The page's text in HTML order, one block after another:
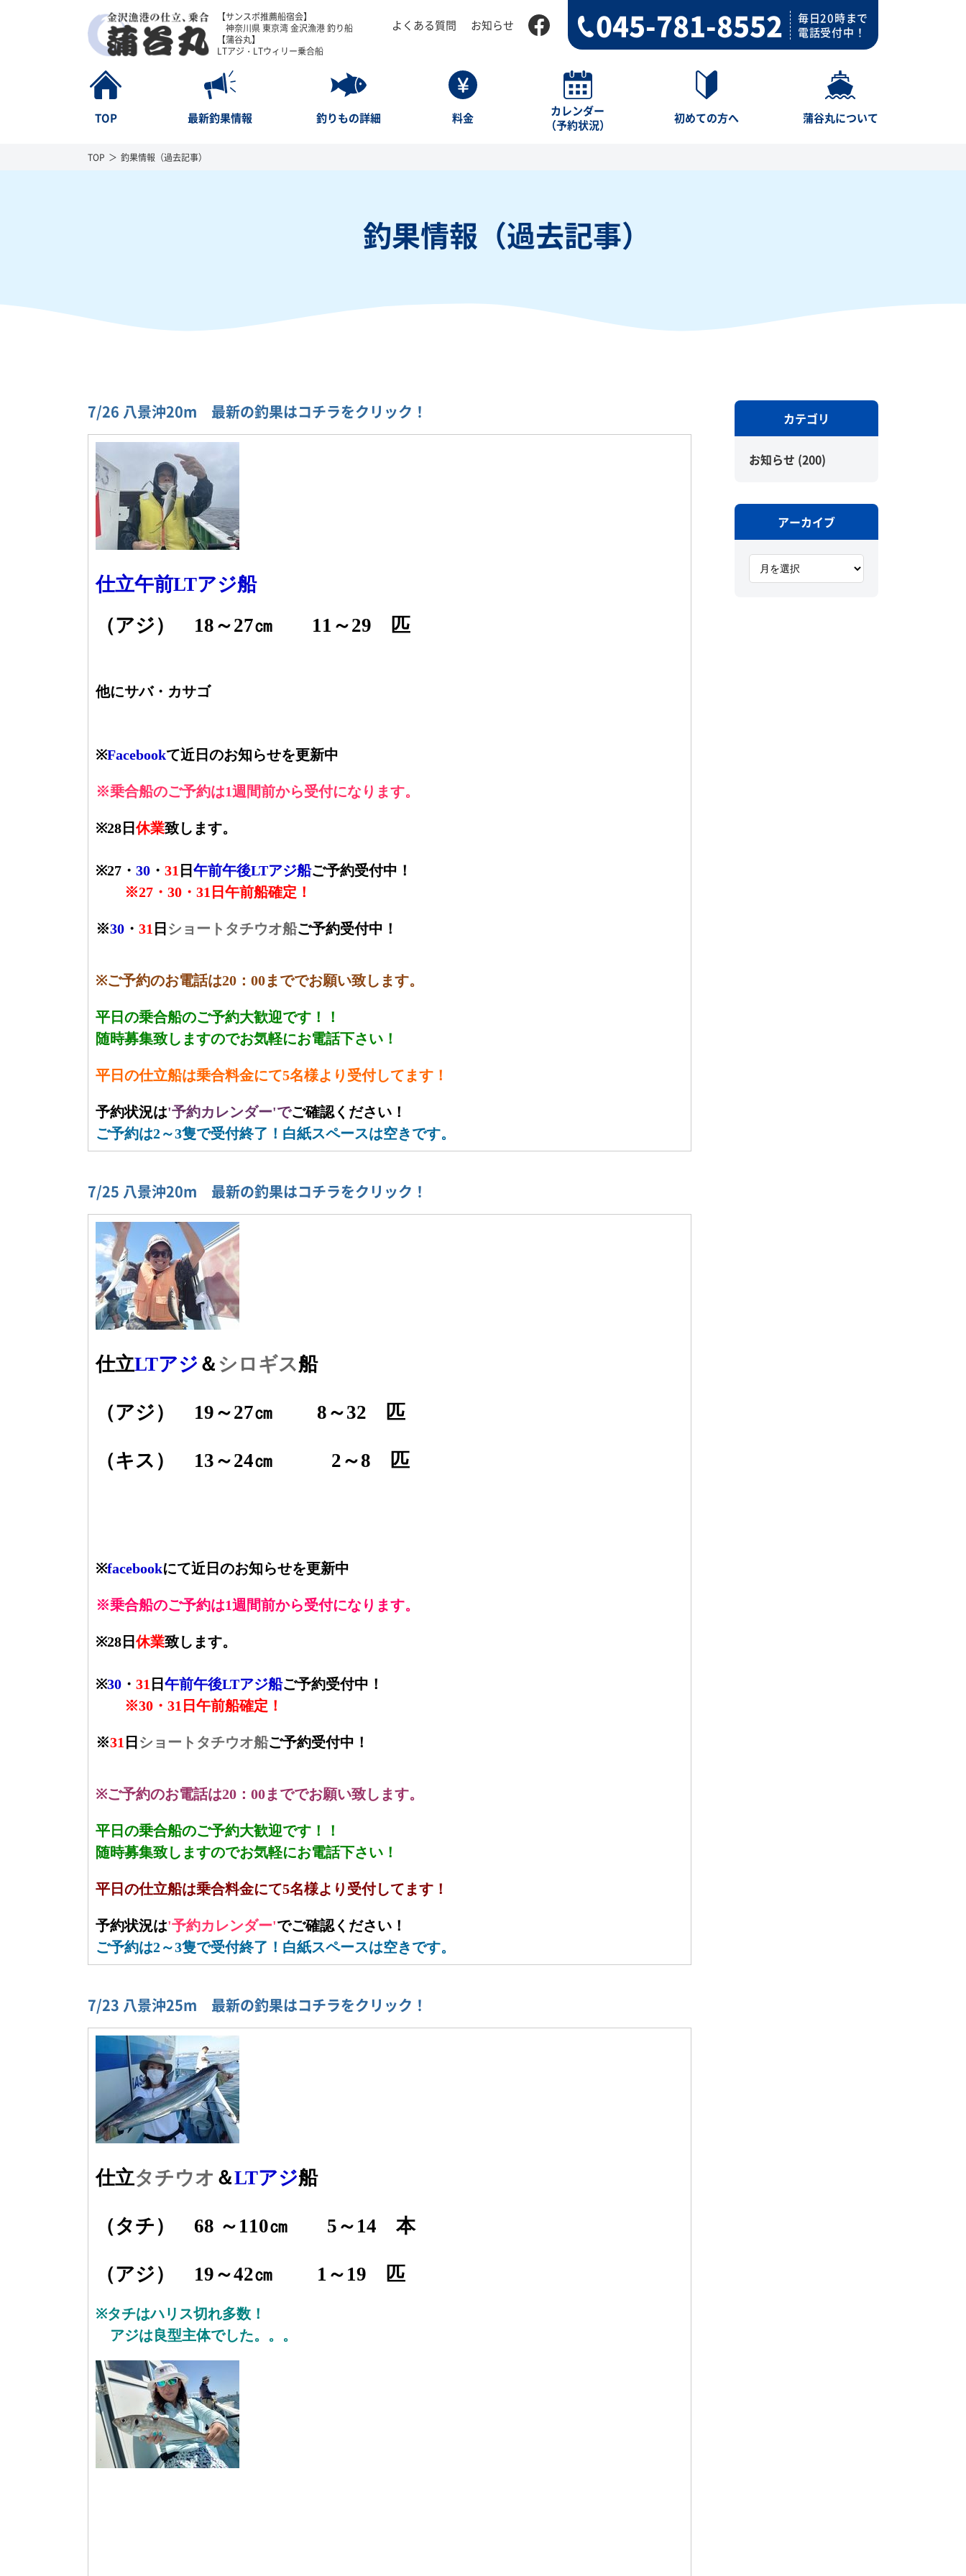
【サンスポ推薦船宿会】
神奈川県 東京湾 金沢漁港 釣り船
【蒲谷丸】
LTアジ・LTウィリー乗合船
よくある質問 お知らせ 045-781-8552
毎日20時まで
電話受付中！
TOP 最新釣果情報 釣りもの詳細 料金
カレンダー
（予約状況）
初めての方へ 蒲谷丸について
TOP 釣果情報（過去記事）
釣果情報（過去記事）
7/26 八景沖20m 最新の釣果はコチラをクリック！
仕立午前LTアジ船
（アジ） 18～27㎝ 11～29 匹
他にサバ・カサゴ
※Facebookて近日のお知らせを更新中
※乗合船のご予約は1週間前から受付になります。
※28日休業致します。
※27・ 30 ・ 31 日 午前午後LTアジ船ご予約受付中！
※27・30・31日午前船確定！
※30 ・ 31 日 ショートタチウオ船ご予約受付中！
※ご予約のお電話は20：00まででお願い致します。
平日の乗合船のご予約大歓迎です！！
随時募集致しますのでお気軽にお電話下さい！
平日の仕立船は乗合料金にて5名様より受付してます！
予約状況は'予約カレンダー'でご確認ください！
ご予約は2～3隻で受付終了！白紙スペースは空きです。
7/25 八景沖20m 最新の釣果はコチラをクリック！
仕立LTアジ ＆ シロギス船
（アジ） 19～27㎝ 8～32 匹
（キス） 13～24㎝ 2～8 匹
※facebookにて近日のお知らせを更新中
※乗合船のご予約は1週間前から受付になります。
※28日休業致します。
※30 ・ 31 日 午前午後LTアジ船ご予約受付中！
※30・31日午前船確定！
※31 日 ショートタチウオ船ご予約受付中！
※ご予約のお電話は20：00まででお願い致します。
平日の乗合船のご予約大歓迎です！！
随時募集致しますのでお気軽にお電話下さい！
平日の仕立船は乗合料金にて5名様より受付してます！
予約状況は'予約カレンダー'でご確認ください！
ご予約は2～3隻で受付終了！白紙スペースは空きです。
7/23 八景沖25m 最新の釣果はコチラをクリック！
仕立タチウオ ＆LTアジ船
（タチ） 68 ～110㎝ 5～14 本
（アジ） 19～42㎝ 1～19 匹
※タチはハリス切れ多数！
アジは良型主体でした。。。
カテゴリ
お知らせ (200)
アーカイブ